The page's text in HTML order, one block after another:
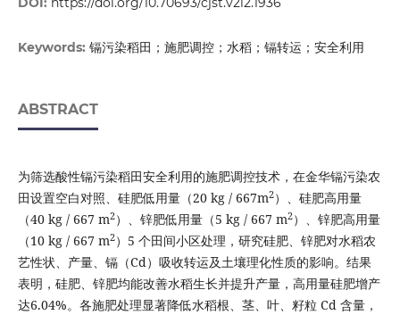
Keywords: 镉污染稻田；施肥调控；水稻；镉转运；安全利用
ABSTRACT
为筛选酸性镉污染稻田安全利用的施肥调控技术，在金华镉污染农
田设置空白对照、硅肥低用量（20 kg / 667m2）、硅肥高用量
（40 kg / 667 m2）、锌肥低用量（5 kg / 667 m2）、锌肥高用量
（10 kg / 667 m2）5 个田间小区处理，研究硅肥、锌肥对水稻农
艺性状、产量、镉（Cd）吸收转运及土壤理化性质的影响。结果
表明，硅肥、锌肥均能改善水稻生长并提升产量，高用量硅肥增产
达6.04%。各施肥处理显著降低水稻根、茎、叶、籽粒 Cd 含量，